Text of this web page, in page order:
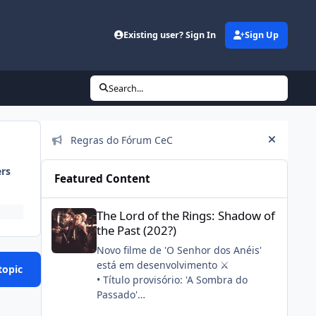
Existing user? Sign In Sign Up
Search...
Announcements
Regras do Fórum CeC
Hide
Featured Content
The Lord of the Rings: Shadow of the Past (202?)
The Lord of the Rings: Shadow of
the Past (202?)
Novo filme de 'O Senhor dos Anéis'
está em desenvolvimento ⚔️
• Título provisório: 'A Sombra do
Passado'